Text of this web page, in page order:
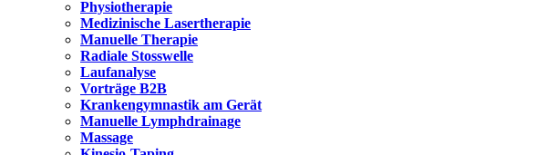
Physiotherapie
Medizinische Lasertherapie
Manuelle Therapie
Radiale Stosswelle
Laufanalyse
Vorträge B2B
Krankengymnastik am Gerät
Manuelle Lymphdrainage
Massage